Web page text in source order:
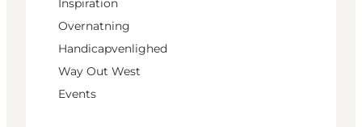
Inspiration
Overnatning
Handicapvenlighed
Way Out West
Events